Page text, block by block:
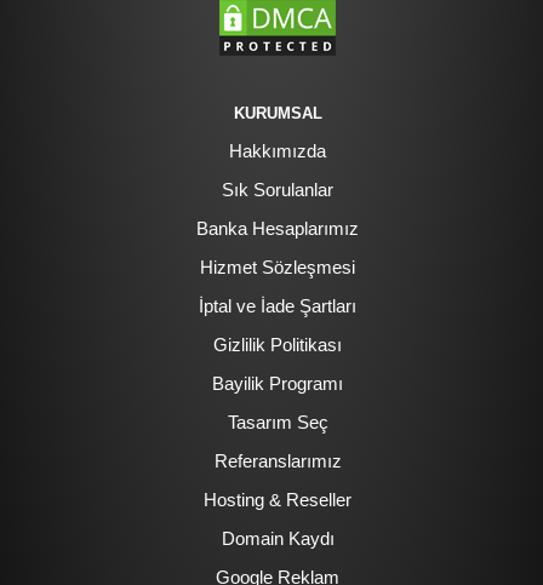
KURUMSAL
Hakkımızda
Sık Sorulanlar
Banka Hesaplarımız
Hizmet Sözleşmesi
İptal ve İade Şartları
Gizlilik Politikası
Bayilik Programı
Tasarım Seç
Referanslarımız
Hosting & Reseller
Domain Kaydı
Google Reklam